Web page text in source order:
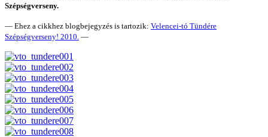
Szépségverseny.
— Ehez a cikkhez blogbejegyzés is tartozik: Velencei-tó Tündére
Szépségverseny! 2010. —